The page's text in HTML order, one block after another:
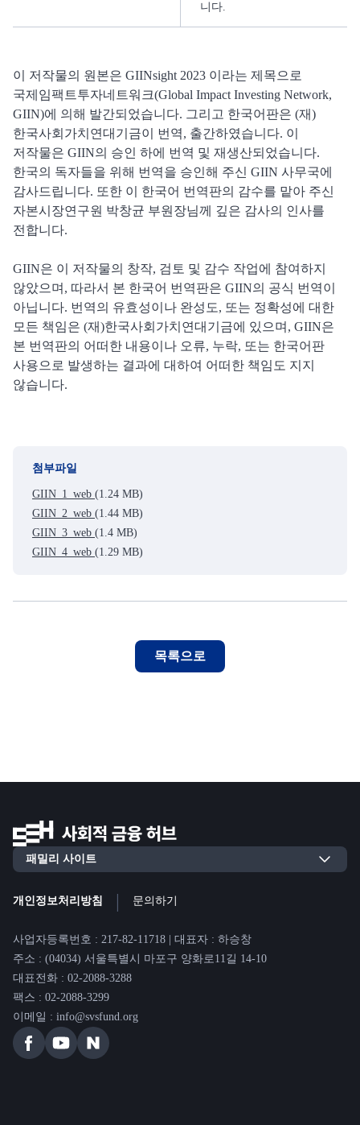
니다.
이 저작물의 원본은 GIINsight 2023 이라는 제목으로
국제임팩트투자네트워크(Global Impact Investing Network,
GIIN)에 의해 발간되었습니다. 그리고 한국어판은 (재)
한국사회가치연대기금이 번역, 출간하였습니다. 이
저작물은 GIIN의 승인 하에 번역 및 재생산되었습니다.
한국의 독자들을 위해 번역을 승인해 주신 GIIN 사무국에
감사드립니다. 또한 이 한국어 번역판의 감수를 맡아 주신
자본시장연구원 박창균 부원장님께 깊은 감사의 인사를
전합니다.
GIIN은 이 저작물의 창작, 검토 및 감수 작업에 참여하지
않았으며, 따라서 본 한국어 번역판은 GIIN의 공식 번역이
아닙니다. 번역의 유효성이나 완성도, 또는 정확성에 대한
모든 책임은 (재)한국사회가치연대기금에 있으며, GIIN은
본 번역판의 어떠한 내용이나 오류, 누락, 또는 한국어판
사용으로 발생하는 결과에 대하여 어떠한 책임도 지지
않습니다.
첨부파일
GIIN_1_web (1.24 MB)
GIIN_2_web (1.44 MB)
GIIN_3_web (1.4 MB)
GIIN_4_web (1.29 MB)
목록으로
개인정보처리방침 | 문의하기
사업자등록번호 : 217-82-11718 | 대표자 : 하승창
주소 : (04034) 서울특별시 마포구 양화로11길 14-10
대표전화 : 02-2088-3288
팩스 : 02-2088-3299
이메일 : info@svsfund.org